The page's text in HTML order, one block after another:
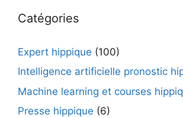
Catégories
Expert hippique (100)
Intelligence artificielle pronostic
Machine learning et courses
Presse hippique (6)